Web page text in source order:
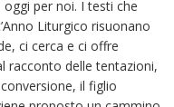
per noi. I testi che
Liturgico risuonano
ci cerca e ci offre
racconto delle tentazioni,
il figlio